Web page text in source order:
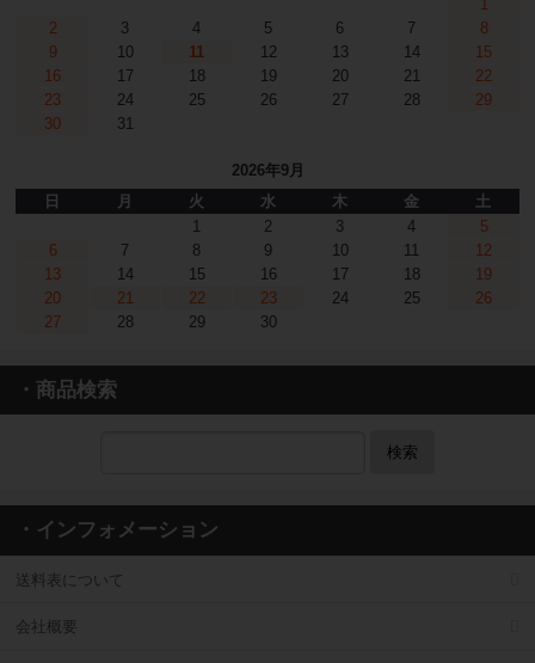
1
2
3 4 5 6 7
8
9
10 11 12 13 14
15
16
17 18 19 20 21
22
23
24 25 26 27 28
29
30
31
2026年9月
日
月 火 水 木 金
土
1
2 3 4
5
6
7 8 9 10 11
12
13
14 15 16 17 18
19
20
21 22 23 24 25
26
27
28 29 30
・商品検索
検索
・インフォメーション
送料表について
会社概要